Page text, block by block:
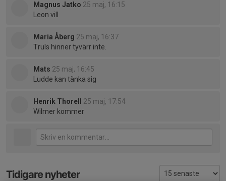
Magnus Jatko 25 maj, 16:15
Leon vill
Maria Åberg 25 maj, 16:37
Truls hinner tyvärr inte.
Mats 25 maj, 16:45
Ludde kan tänka sig
Henrik Thorell
25 maj, 17:54
Wilmer kommer
Tidigare nyheter